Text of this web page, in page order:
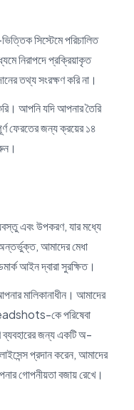
সিস্টেমে পরিচালিত
নিরাপদে প্রক্রিয়াকৃত
তথ্য সংরক্ষণ করি না।
আপনি যদি আপনার তৈরি
ফেরতের জন্য ক্রয়ের ১৪
এবং উপকরণ, যার মধ্যে
আমাদের মেধা
আইন দ্বারা সুরক্ষিত।
মালিকানাধীন। আমাদের
কে পরিষেবা
ব্যবহারের জন্য একটি অ-
প্রদান করেন, আমাদের
গোপনীয়তা বজায় রেখে।